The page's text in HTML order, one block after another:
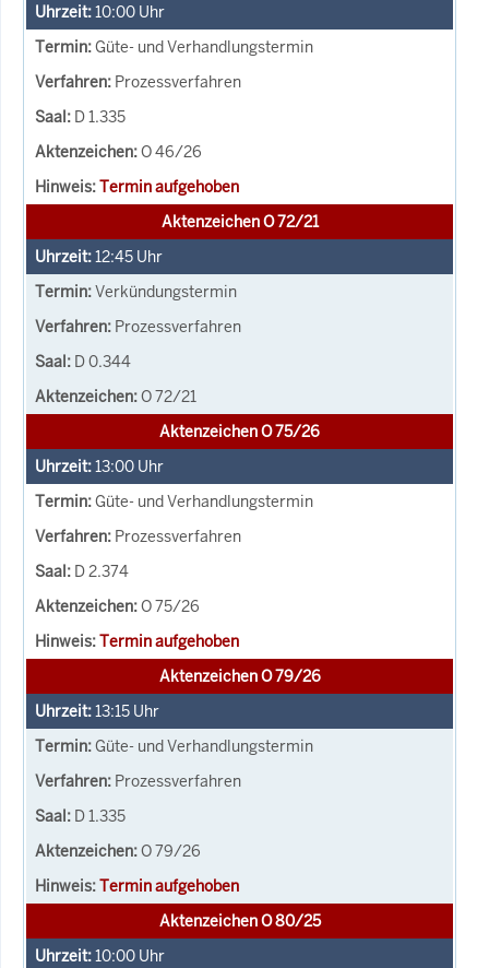
10:00 Uhr
Güte- und Verhandlungstermin
Prozessverfahren
D 1.335
O 46/26
Termin aufgehoben
Aktenzeichen O 72/21
12:45 Uhr
Verkündungstermin
Prozessverfahren
D 0.344
O 72/21
Aktenzeichen O 75/26
13:00 Uhr
Güte- und Verhandlungstermin
Prozessverfahren
D 2.374
O 75/26
Termin aufgehoben
Aktenzeichen O 79/26
13:15 Uhr
Güte- und Verhandlungstermin
Prozessverfahren
D 1.335
O 79/26
Termin aufgehoben
Aktenzeichen O 80/25
10:00 Uhr